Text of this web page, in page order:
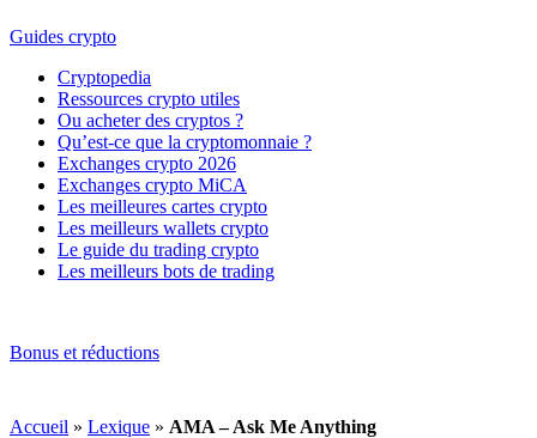
Guides crypto
Cryptopedia
Ressources crypto utiles
Ou acheter des cryptos ?
Qu’est-ce que la cryptomonnaie ?
Exchanges crypto 2026
Exchanges crypto MiCA
Les meilleures cartes crypto
Les meilleurs wallets crypto
Le guide du trading crypto
Les meilleurs bots de trading
Bonus et réductions
Accueil » Lexique » AMA – Ask Me Anything